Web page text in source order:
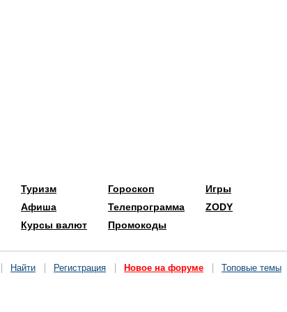
Туризм
Афиша
Курсы валют
Гороскоп
Телепрограмма
Промокоды
Игры
ZODY
Найти Регистрация Новое на форуме Топовые темы